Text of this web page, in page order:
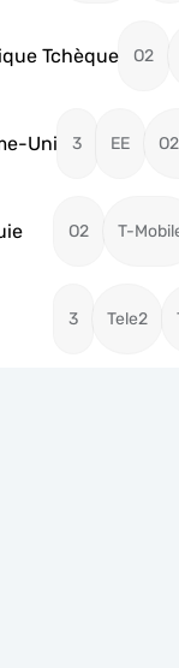
Tchèque O2
Uni 3 EE
O2 T-
3 Tele2